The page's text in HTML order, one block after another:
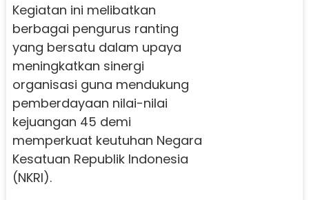
Kegiatan ini melibatkan
berbagai pengurus ranting
yang bersatu dalam upaya
meningkatkan sinergi
organisasi guna mendukung
pemberdayaan nilai-nilai
kejuangan 45 demi
memperkuat keutuhan Negara
Kesatuan Republik Indonesia
(NKRI).